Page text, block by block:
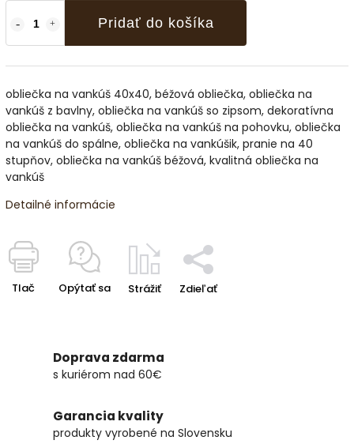
Pridať do košíka
obliečka na vankúš 40x40, béžová obliečka, obliečka na
vankúš z bavlny, obliečka na vankúš so zipsom, dekoratívna
obliečka na vankúš, obliečka na vankúš na pohovku, obliečka
na vankúš do spálne, obliečka na vankúšik, pranie na 40
stupňov, obliečka na vankúš béžová, kvalitná obliečka na
vankúš
Detailné informácie
Tlač Opýtať sa Strážiť Zdieľať
Doprava zdarma
s kuriérom nad 60€
Garancia kvality
produkty vyrobené na Slovensku